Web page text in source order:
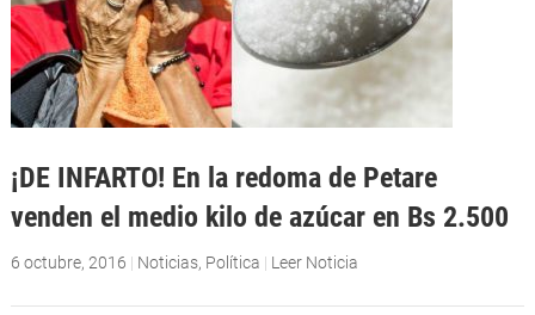
¡DE INFARTO! En la redoma de Petare
venden el medio kilo de azúcar en Bs 2.500
6 octubre, 2016 | Noticias, Política | Leer Noticia